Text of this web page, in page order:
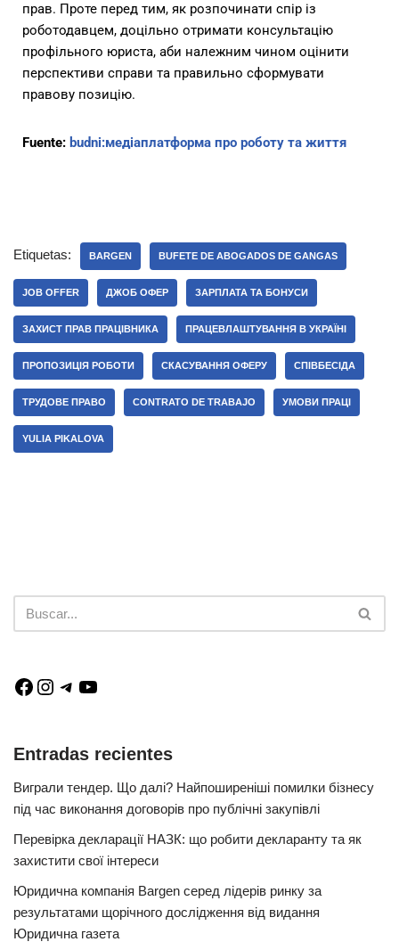
прав. Проте перед тим, як розпочинати спір із
роботодавцем, доцільно отримати консультацію
профільного юриста, аби належним чином оцінити
перспективи справи та правильно сформувати
правову позицію.
Fuente: budni:медіаплатформа про роботу та життя
Etiquetas: BARGEN BUFETE DE ABOGADOS DE GANGAS
JOB OFFER ДЖОБ ОФЕР ЗАРПЛАТА ТА БОНУСИ
ЗАХИСТ ПРАВ ПРАЦІВНИКА ПРАЦЕВЛАШТУВАННЯ В УКРАЇНІ
ПРОПОЗИЦІЯ РОБОТИ СКАСУВАННЯ ОФЕРУ СПІВБЕСІДА
ТРУДОВЕ ПРАВО CONTRATO DE TRABAJO УМОВИ ПРАЦІ
YULIA PIKALOVA
Entradas recientes
Виграли тендер. Що далі? Найпоширеніші помилки бізнесу
під час виконання договорів про публічні закупівлі
Перевірка декларації НАЗК: що робити декларанту та як
захистити свої інтереси
Юридична компанія Bargen серед лідерів ринку за
результатами щорічного дослідження від видання
Юридична газета